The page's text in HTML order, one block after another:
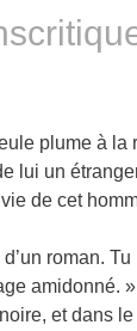
plume à la
lui un
de cet
roman.
amidonné. »
et dans